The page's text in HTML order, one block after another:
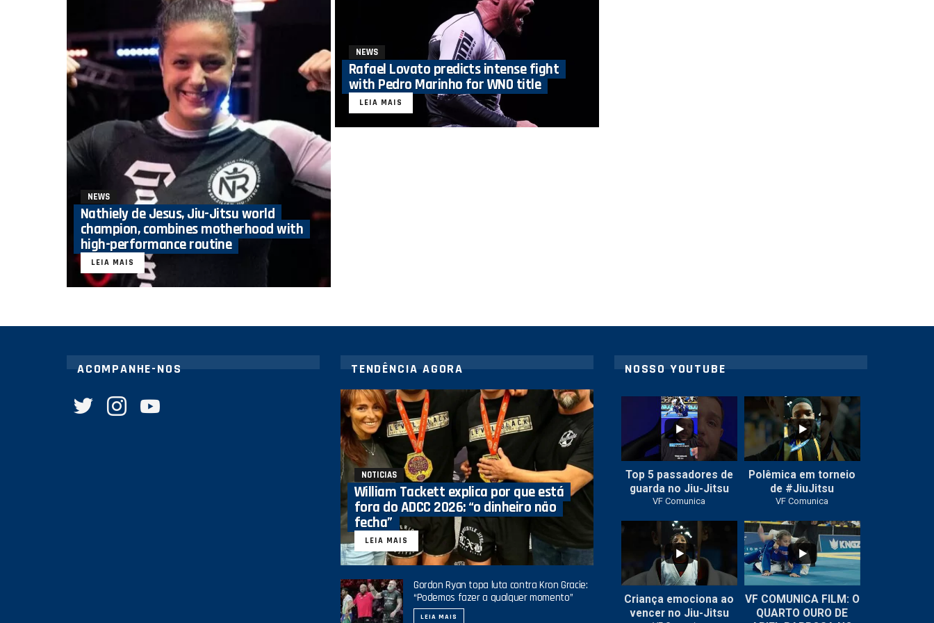
NEWS
Nathiely de Jesus, Jiu-Jitsu world
champion, combines motherhood with
high-performance routine
LEIA MAIS
NEWS
Rafael Lovato predicts intense fight
with Pedro Marinho for WNO title
LEIA MAIS
ACOMPANHE-NOS TENDÊNCIA AGORA
NOTICIAS
William Tackett explica por que está
fora do ADCC 2026: “o dinheiro não
fecha”
LEIA MAIS
Gordon Ryan topa luta contra Kron Gracie:
“Podemos fazer a qualquer momento”
LEIA MAIS
NOSSO YOUTUBE
1
Top 5 passadores de
guarda no Jiu-Jitsu
VF Comunica
47 1
Polêmica em torneio
de #JiuJitsu
VF Comunica
Criança emociona ao
vencer no Jiu-Jitsu
...
VF COMUNICA FILM: O
QUARTO OURO DE